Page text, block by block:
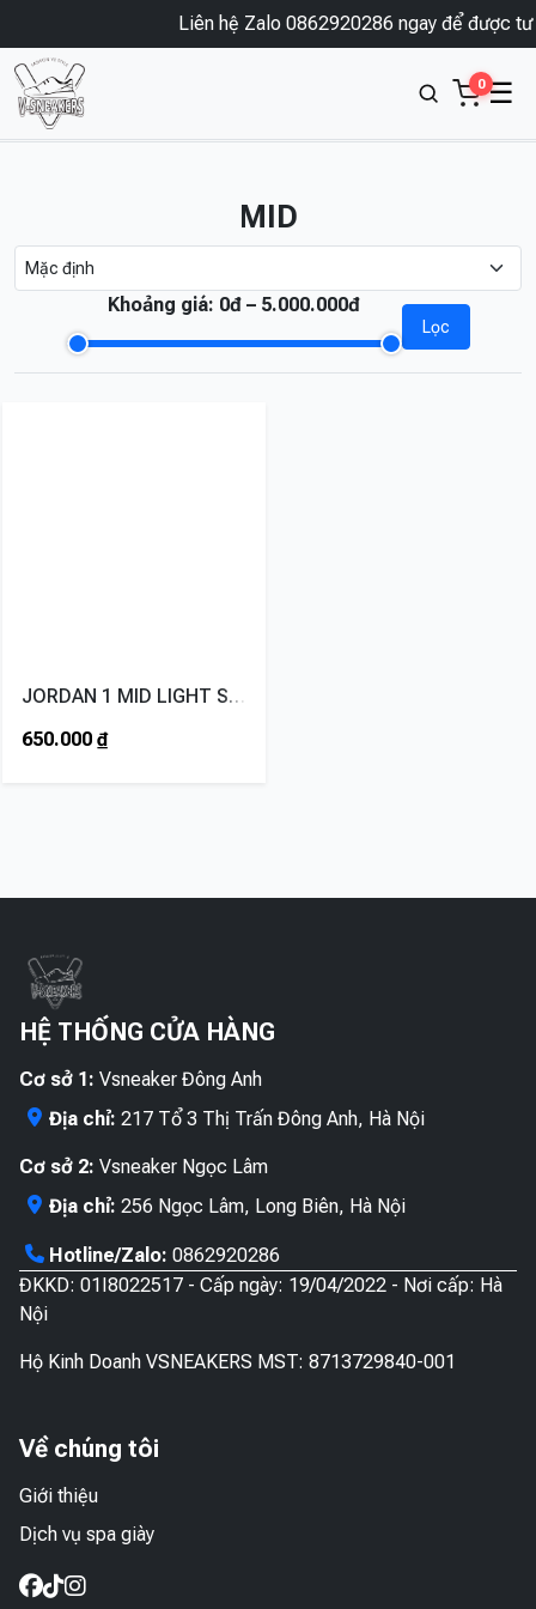
Liên hệ Zalo 0862920286 ngay để được tư
0 ☰
MID
Khoảng giá: 0đ – 5.000.000đ
Lọc
JORDAN 1 MID LIGHT SMOKE GREY
650.000 ₫
HỆ THỐNG CỬA HÀNG
Cơ sở 1: Vsneaker Đông Anh
Địa chỉ: 217 Tổ 3 Thị Trấn Đông Anh, Hà Nội
Cơ sở 2: Vsneaker Ngọc Lâm
Địa chỉ: 256 Ngọc Lâm, Long Biên, Hà Nội
Hotline/Zalo: 0862920286
ĐKKD: 01I8022517 - Cấp ngày: 19/04/2022 - Nơi cấp: Hà
Nội
Hộ Kinh Doanh VSNEAKERS MST: 8713729840-001
Về chúng tôi
Giới thiệu
Dịch vụ spa giày